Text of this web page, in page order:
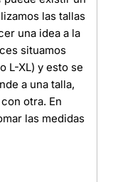
las tallas
una idea a la
situamos
L-XL) y esto se
a una talla,
otra. En
las medidas